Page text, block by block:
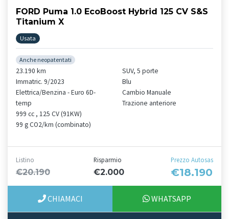
FORD Puma 1.0 EcoBoost Hybrid 125 CV S&S
Titanium X
Usata
Anche neopatentati
23.190 km
Immatric. 9/2023
Elettrica/Benzina - Euro 6D-
temp
999 cc , 125 CV (91KW)
99 g CO2/km (combinato)
SUV, 5 porte
Blu
Cambio Manuale
Trazione anteriore
Listino
€20.190
Risparmio
€2.000
Prezzo Autosas
€18.190
CHIAMACI WHATSAPP